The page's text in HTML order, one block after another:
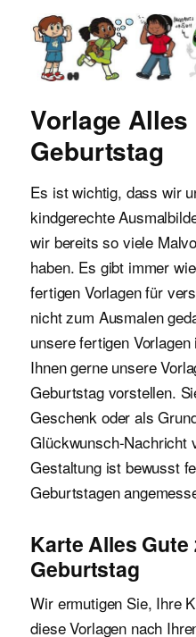
Malvorlagen für
Vorlage Alles
Geburtstag
Es ist wichtig, dass wir
kindgerechte
wir bereits so viele
haben. Es gibt immer
fertigen Vorlagen für
nicht zum Ausmalen
unsere fertigen
Ihnen gerne unsere
Geburtstag vorstellen.
Geschenk oder als
Glückwunsch-Nachricht
Gestaltung ist bewusst
Geburtstagen
Karte Alles Gute
Geburtstag
Wir ermutigen Sie, Ihre
diese Vorlagen nach